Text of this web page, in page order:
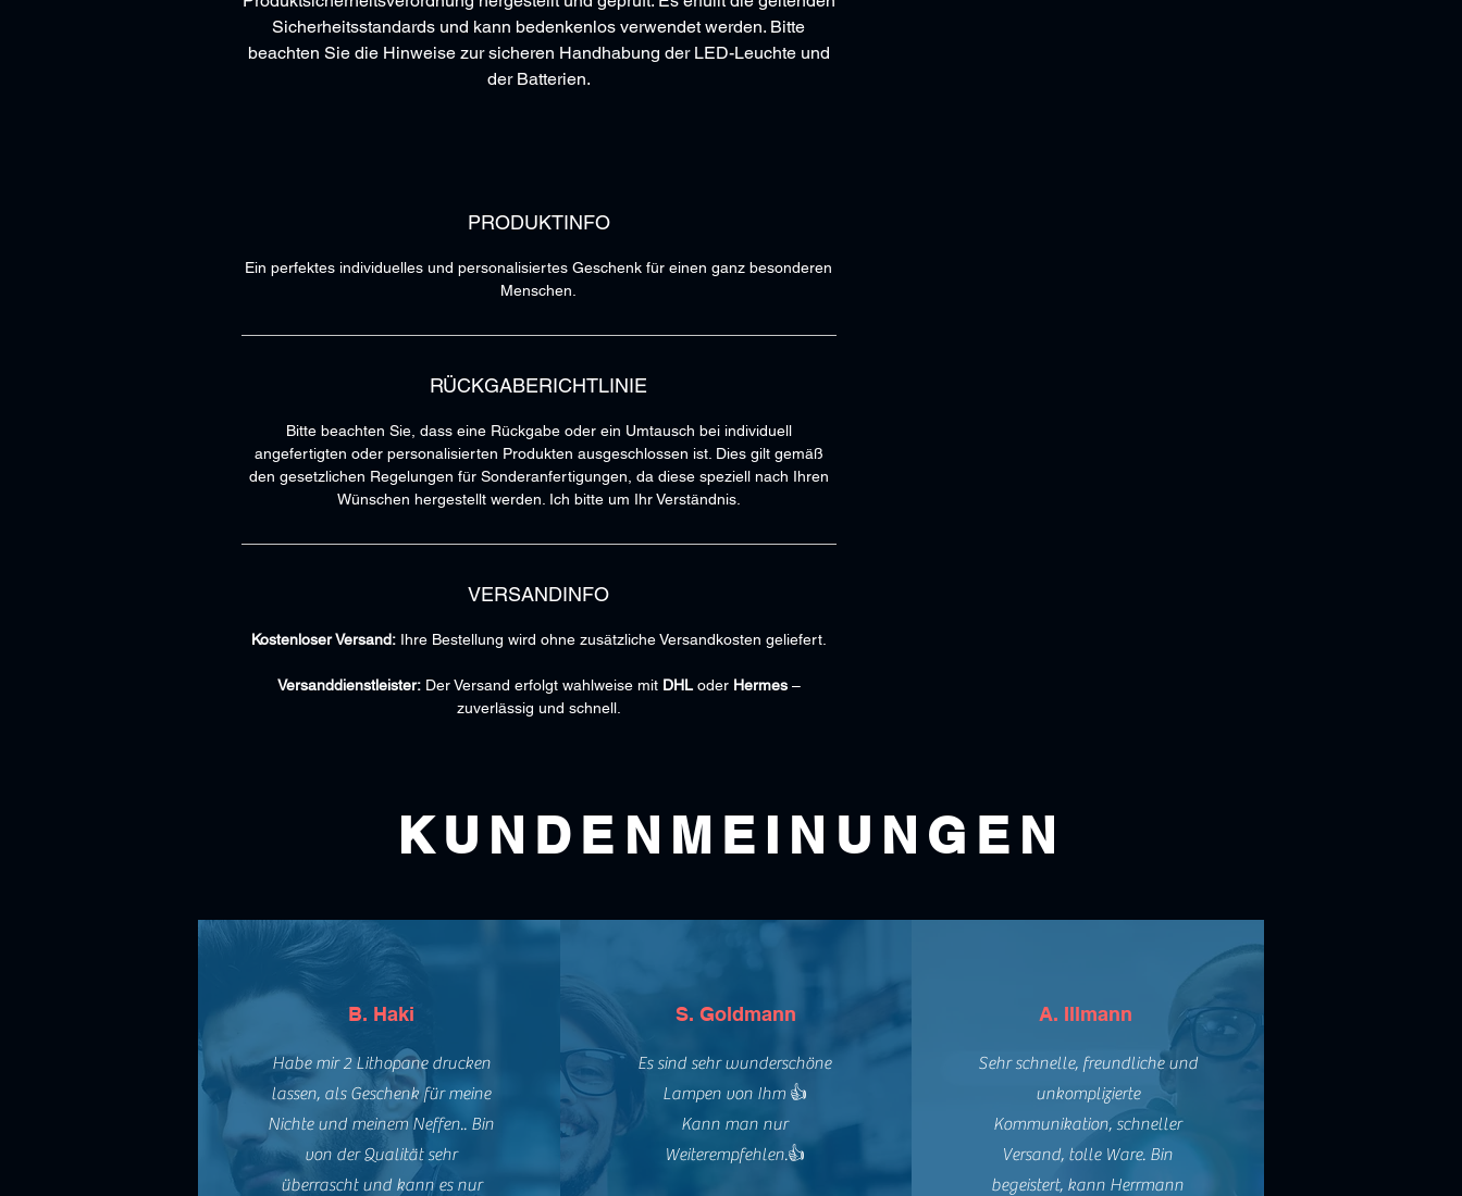
Sicherheitsstandards und kann bedenkenlos verwendet werden. Bitte
beachten Sie die Hinweise zur sicheren Handhabung der LED-Leuchte und
der Batterien.
PRODUKTINFO
Ein perfektes individuelles und personalisiertes Geschenk für einen ganz besonderen
Menschen.
RÜCKGABERICHTLINIE
Bitte beachten Sie, dass eine Rückgabe oder ein Umtausch bei individuell
angefertigten oder personalisierten Produkten ausgeschlossen ist. Dies gilt gemäß
den gesetzlichen Regelungen für Sonderanfertigungen, da diese speziell nach Ihren
Wünschen hergestellt werden. Ich bitte um Ihr Verständnis.
VERSANDINFO
Kostenloser Versand:Ihre Bestellung wird ohne zusätzliche Versandkosten geliefert.
Versanddienstleister:Der Versand erfolgt wahlweise mit DHLoder Hermes–
zuverlässig und schnell.
KUNDENMEINUNGEN
B. Haki
Habe mir 2 Lithopane drucken
lassen, als Geschenk für meine
Nichte und meinem Neffen.. Bin
von der Qualität sehr
überrascht und kann es nur
S. Goldmann
Es sind sehr wunderschöne
Lampen von Ihm 👍
Kann man nur
Weiterempfehlen.👍
A. Illmann
Sehr schnelle, freundliche und
unkomplizierte
Kommunikation, schneller
Versand, tolle Ware. Bin
begeistert, kann Herrmann